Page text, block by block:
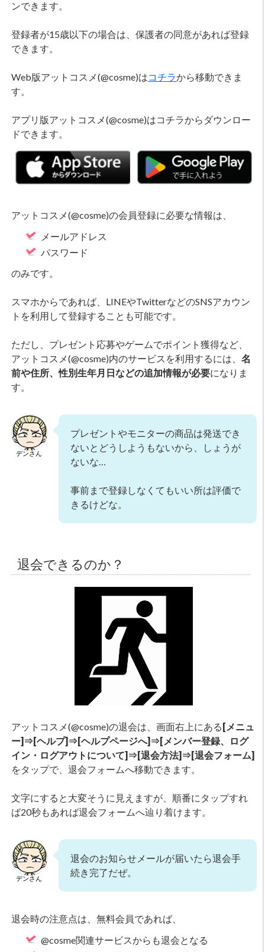
ンできます。
登録者が15歳以下の場合は、保護者の同意があれば登録
できます。
Web版アットコスメ(@cosme)はコチラから移動できま
す。
アプリ版アットコスメ(@cosme)はコチラからダウンロー
ドできます。
アットコスメ(@cosme)の会員登録に必要な情報は、
メールアドレス
パスワード
のみです。
スマホからであれば、LINEやTwitterなどのSNSアカウン
トを利用して登録することも可能です。
ただし、プレゼント応募やゲームでポイント獲得など、
アットコスメ(@cosme)内のサービスを利用するには、 名
前や住所、性別生年月日などの追加情報が必要になりま
す。
デンさん
プレゼントやモニターの商品は発送でき
ないとどうしようもないから、しょうが
ないな…
事前まで登録しなくてもいい所は評価で
きるけどな。
退会できるのか？
アットコスメ(@cosme)の退会は、画面右上にある[メニュ
ー]⇒[ヘルプ]⇒[ヘルプページへ]⇒[メンバー登録、ログ
イン・ログアウトについて]⇒[退会方法]⇒[退会フォーム]
をタップで、退会フォームへ移動できます。
文字にすると大変そうに見えますが、順番にタップすれ
ば20秒もあれば退会フォームへ辿り着けます。
デンさん
退会のお知らせメールが届いたら退会手
続き完了だぜ。
退会時の注意点は、無料会員であれば、
@cosme関連サービスからも退会となる